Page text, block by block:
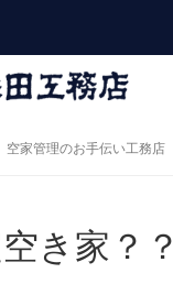
空家管理のお手伝い工務店
き家？